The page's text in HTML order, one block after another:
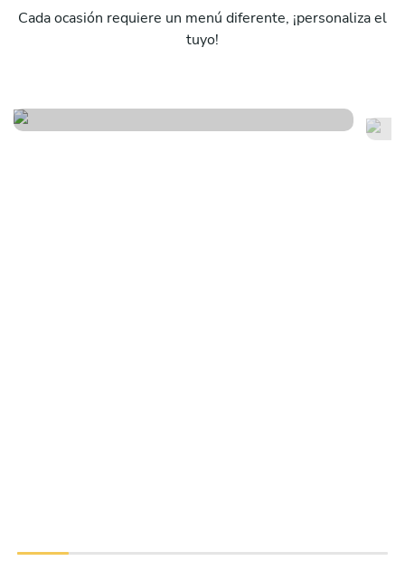
Cada ocasión requiere un menú diferente, ¡personaliza el
tuyo!